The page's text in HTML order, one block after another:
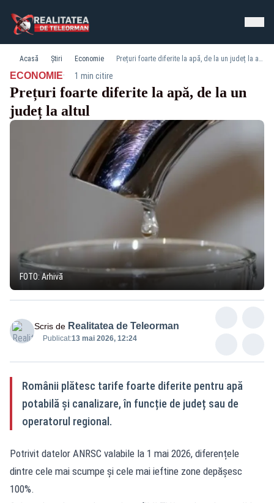
Acasă Știri Economie Prețuri foarte diferite la apă, de la un județ la altul
ECONOMIE· 1 min citire
Prețuri foarte diferite la apă, de la un
județ la altul
FOTO: Arhivă
Scris de Realitatea de Teleorman
Publicat:13 mai 2026, 12:24
Românii plătesc tarife foarte diferite pentru apă
potabilă și canalizare, în funcție de județ sau de
operatorul regional.
Potrivit datelor ANRSC valabile la 1 mai 2026, diferențele
dintre cele mai scumpe și cele mai ieftine zone depășesc
100%.